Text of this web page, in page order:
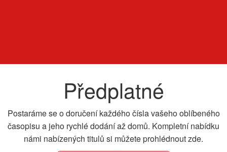
Předplatné
Postaráme se o doručení každého čísla vašeho oblíbeného
časopisu a jeho rychlé dodání až domů. Kompletní nabídku
námi nabízených titulů si můžete prohlédnout zde.